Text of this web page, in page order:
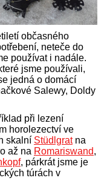
občasného
neteče do
používat i nadále.
jsme používali,
jedná o domácí
Salewy, Doldy
při lezení
horolezectví ve
skalní Stüdlgratna
až na Romariswand,
, párkrát jsme je
túrách v